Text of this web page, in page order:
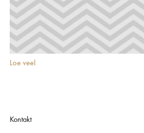
Loe veel
Kontakt